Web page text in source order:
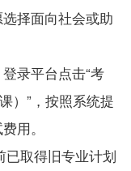
择面向社会或助
录平台点击“考
）”，按照系统提
用。
已取得旧专业计划